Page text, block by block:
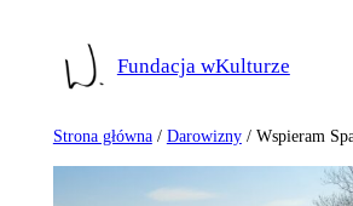
Fundacja wKulturze
Strona główna/ Darowizny/ Wspieram